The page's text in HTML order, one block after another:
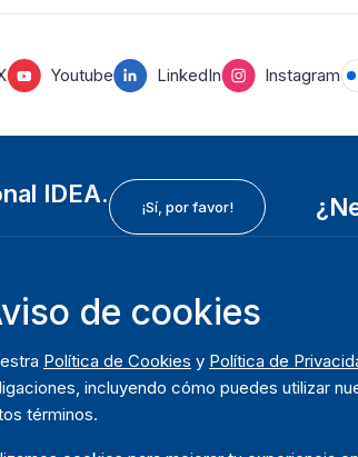
Youtube LinkedIn Instagram
IDEA. ¡Sí, por favor!
Electoral (IDEA Internacional)
Dirección:
Strömsborgsbron 1
SE-103 34 Estocolmo
de cookies
Política de Cookies y Política de
incluyendo cómo puedes utilizar
términos.